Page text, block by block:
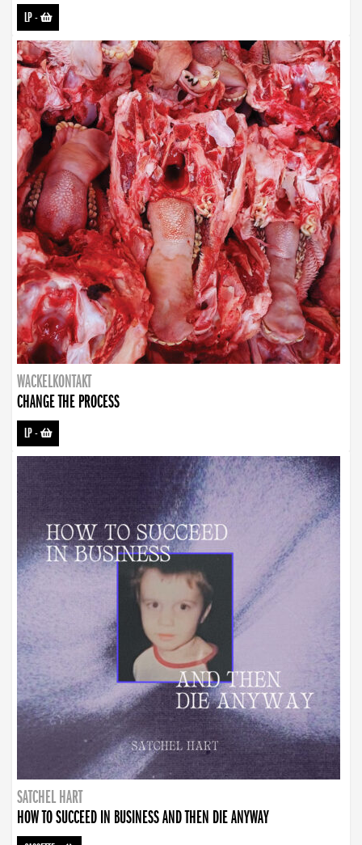
LP-
WACKELKONTAKT
CHANGE THE PROCESS
LP-
SATCHEL HART
HOW TO SUCCEED IN BUSINESS AND THEN DIE ANYWAY